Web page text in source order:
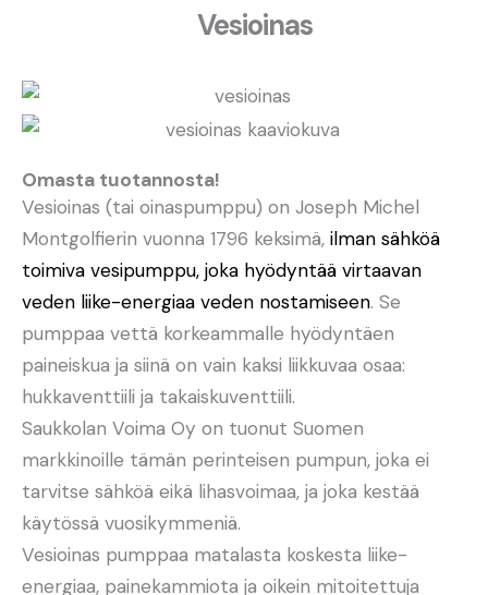
Vesioinas
Omasta tuotannosta!
Vesioinas (tai oinaspumppu) on Joseph Michel
Montgolfierin vuonna 1796 keksimä, ilman sähköä
toimiva vesipumppu, joka hyödyntää virtaavan
veden liike-energiaa veden nostamiseen. Se
pumppaa vettä korkeammalle hyödyntäen
paineiskua ja siinä on vain kaksi liikkuvaa osaa:
hukkaventtiili ja takaiskuventtiili.
Saukkolan Voima Oy on tuonut Suomen
markkinoille tämän perinteisen pumpun, joka ei
tarvitse sähköä eikä lihasvoimaa, ja joka kestää
käytössä vuosikymmeniä.
Vesioinas pumppaa matalasta koskesta liike-
energiaa, painekammiota ja oikein mitoitettuja